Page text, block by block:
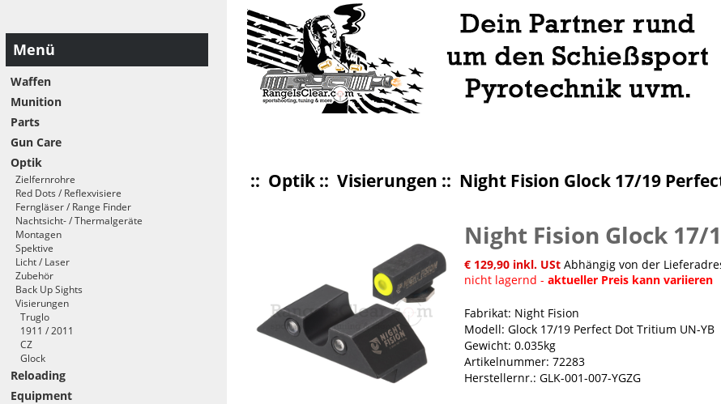
Menü
Waffen
Munition
Parts
Gun Care
Optik
Zielfernrohre
Red Dots / Reflexvisiere
Ferngläser / Range Finder
Nachtsicht- / Thermalgeräte
Montagen
Spektive
Licht / Laser
Zubehör
Back Up Sights
Visierungen
Truglo
1911 / 2011
CZ
Glock
Reloading
Equipment
:: Optik:: Visierungen :: Night Fision Glock 17/19
Night Fision Glock
€ 129,90 inkl. UStAbhängig von der
nicht lagernd - aktueller Preis kann variieren
Fabrikat: Night Fision
Modell: Glock 17/19 Perfect Dot Tritium UN-YB
Gewicht: 0.035kg
Artikelnummer: 72283
Herstellernr.: GLK-001-007-YGZG